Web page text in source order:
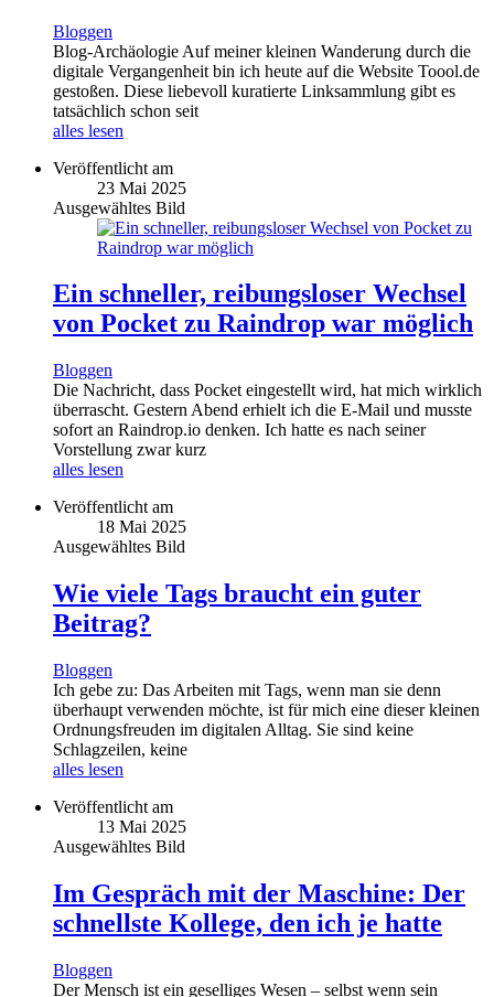
Bloggen
Blog-Archäologie Auf meiner kleinen Wanderung durch die
digitale Vergangenheit bin ich heute auf die Website Toool.de
gestoßen. Diese liebevoll kuratierte Linksammlung gibt es
tatsächlich schon seit
alles lesen
Veröffentlicht am
23 Mai 2025
Ausgewähltes Bild
Ein schneller, reibungsloser Wechsel
von Pocket zu Raindrop war möglich
Bloggen
Die Nachricht, dass Pocket eingestellt wird, hat mich wirklich
überrascht. Gestern Abend erhielt ich die E-Mail und musste
sofort an Raindrop.io denken. Ich hatte es nach seiner
Vorstellung zwar kurz
alles lesen
Veröffentlicht am
18 Mai 2025
Ausgewähltes Bild
Wie viele Tags braucht ein guter
Beitrag?
Bloggen
Ich gebe zu: Das Arbeiten mit Tags, wenn man sie denn
überhaupt verwenden möchte, ist für mich eine dieser kleinen
Ordnungsfreuden im digitalen Alltag. Sie sind keine
Schlagzeilen, keine
alles lesen
Veröffentlicht am
13 Mai 2025
Ausgewähltes Bild
Im Gespräch mit der Maschine: Der
schnellste Kollege, den ich je hatte
Bloggen
Der Mensch ist ein geselliges Wesen – selbst wenn sein